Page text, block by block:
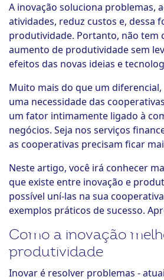
A inovação soluciona problemas,
atividades, reduz custos e, dessa
produtividade. Portanto, não tem
aumento de produtividade sem
efeitos das novas ideias e
Muito mais do que um
uma necessidade das
um fator intimamente ligado à
negócios. Seja nos serviços
as cooperativas precisam ficar
Neste artigo, você irá conhecer
que existe entre inovação e
possível uní-las na sua
exemplos práticos de sucesso.
Como a inovação
produtividade
Inovar é resolver problemas -